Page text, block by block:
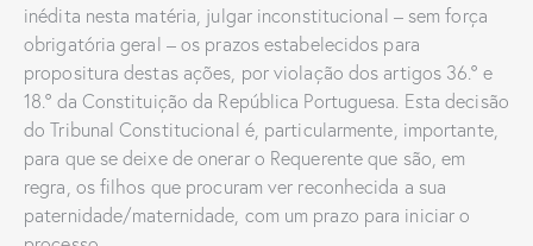
inédita nesta matéria, julgar inconstitucional – sem força
obrigatória geral – os prazos estabelecidos para
propositura destas ações, por violação dos artigos 36.º e
18.º da Constituição da República Portuguesa. Esta decisão
do Tribunal Constitucional é, particularmente, importante,
para que se deixe de onerar o Requerente que são, em
regra, os filhos que procuram ver reconhecida a sua
paternidade/maternidade, com um prazo para iniciar o